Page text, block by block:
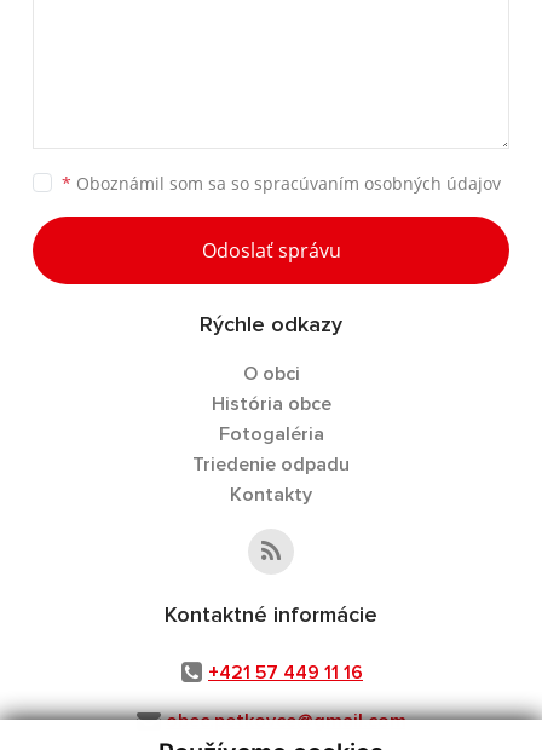
* Oboznámil som sa so spracúvaním osobných údajov
Odoslať správu
Rýchle odkazy
O obci
História obce
Fotogaléria
Triedenie odpadu
Kontakty
Kontaktné informácie
+421 57 449 11 16
obec.petkovce@gmail.com